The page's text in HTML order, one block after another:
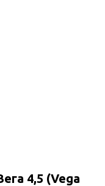
4,5 (Vega